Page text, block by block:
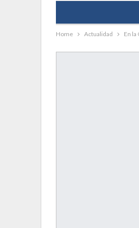
Home Actualidad En